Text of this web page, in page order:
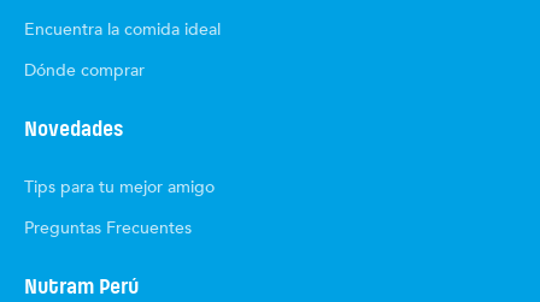
Encuentra la comida ideal
Dónde comprar
Novedades
Tips para tu mejor amigo
Preguntas Frecuentes
Nutram Perú